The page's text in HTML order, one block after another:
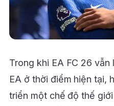
Trong khi EA FC 26
EA ở thời điểm hiện tại,
triển một chế độ thế